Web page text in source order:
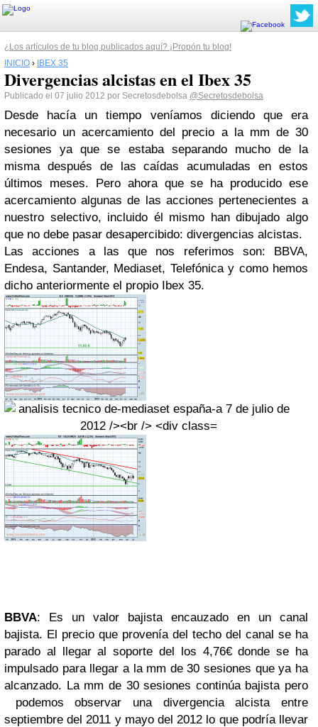
¿Los artículos de tu blog publicados aquí? ¡Propón tu blog!
INICIO › IBEX 35
Divergencias alcistas en el Ibex 35
Publicado el 07 julio 2012 por Secretosdebolsa @Secretosdebolsa
Desde hacía un tiempo veníamos diciendo que era
necesario un acercamiento del precio a la mm de 30
sesiones ya que se estaba separando mucho de la
misma después de las caídas acumuladas en estos
últimos meses. Pero ahora que se ha producido ese
acercamiento algunas de las acciones pertenecientes a
nuestro selectivo, incluido él mismo han dibujado algo
que no debe pasar desapercibido: divergencias alcistas.
Las acciones a las que nos referimos son: BBVA,
Endesa, Santander, Mediaset, Telefónica y como hemos
dicho anteriormente el propio Ibex 35.
BBVA: Es un valor bajista encauzado en un canal
bajista. El precio que provenía del techo del canal se ha
parado al llegar al soporte del los 4,76€ donde se ha
impulsado para llegar a la mm de 30 sesiones que ya ha
alcanzado. La mm de 30 sesiones continúa bajista pero
podemos observar una divergencia alcista entre
septiembre del 2011 y mayo del 2012 lo que podría llevar